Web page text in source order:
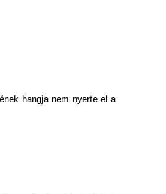
hangja nem nyerte el a